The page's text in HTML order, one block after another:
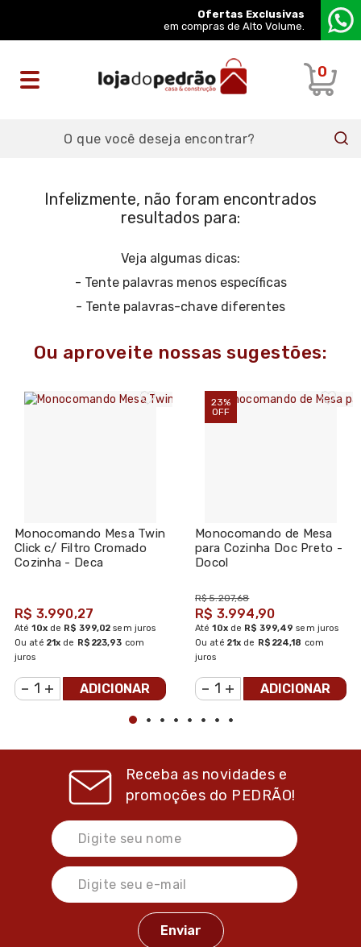
Ofertas Exclusivas
em compras de Alto Volume.
0
Infelizmente, não foram encontrados
resultados para:
Veja algumas dicas:
- Tente palavras menos específicas
- Tente palavras-chave diferentes
Ou aproveite nossas sugestões:
Monocomando Mesa Twin
Click c/ Filtro Cromado
Cozinha - Deca
R$ 3.990,27
Até10xde R$ 399,02 sem juros
Ou até 21x de R$ 223,93 com
juros
ADICIONAR
23%
OFF
Monocomando de Mesa
para Cozinha Doc Preto -
Docol
R$ 5.207,68
R$ 3.994,90
Até10xde R$ 399,49 sem juros
Ou até 21x de R$ 224,18 com
juros
ADICIONAR
Receba as novidades e
promoções do PEDRÃO!